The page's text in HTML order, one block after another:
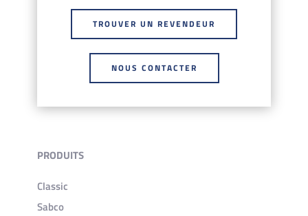
TROUVER UN REVENDEUR
NOUS CONTACTER
PRODUITS
Classic
Sabco